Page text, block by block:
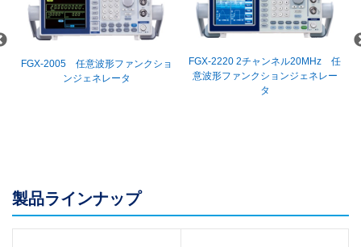
FGX-2005 任意波形ファンクショ
ンジェネレータ
FGX-2220 2チャンネル20MHz 任
意波形ファンクションジェネレー
タ
製品ラインナップ